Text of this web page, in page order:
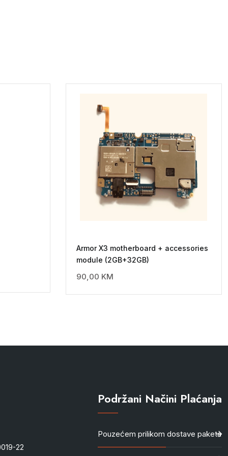
Armor X3 motherboard + accessories
module (2GB+32GB)
90,00 KM
22
Podržani Načini Plaćanja
Pouzećem prilikom dostave paketa